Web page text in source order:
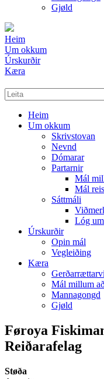
Gjøld
Heim
Um okkum
Úrskurðir
Kæra
Heim
Um okkum
Skrivstovan
Nevnd
Dómarar
Partarnir
Mál
Mál
Sáttmáli
Lóg
Úrskurðir
Opin mál
Vegleiðing
Kæra
Mál millum
Mannagongd
Gjøld
Føroya
Reiðarafelag
Støða